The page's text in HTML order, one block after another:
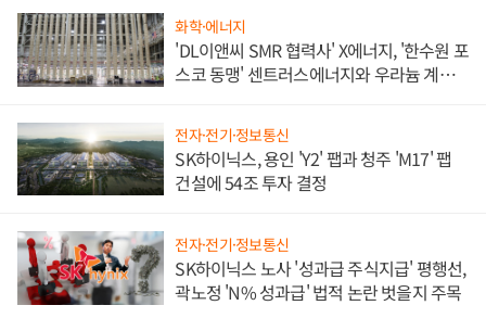
화학·에너지
'DL이앤씨 SMR 협력사' X에너지, '한수원 포
스코 동맹' 센트러스에너지와 우라늄 계약
전자·전기·정보통신
SK하이닉스, 용인 'Y2' 팹과 청주 'M17' 팹
건설에 54조 투자 결정
전자·전기·정보통신
SK하이닉스 노사 '성과급 주식지급' 평행선,
곽노정 'N% 성과급' 법적 논란 벗을지 주목